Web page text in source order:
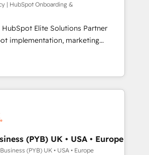
- Pre-built and custom
your full tech stack. - Custom
builds, and full-funnel automation.
campaigns, and lead
- Cross-hub setup across
Operations, and Service Hubs. -
managed support, and
most
Built to convert, scale, and
| HubSpot Onboarding &
HubSpot Elite Solutions Partner
implementation, marketing
and RevOps consulting, B2B SEO,
marketing, AEO and GEO (AI
and HubSpot Content Hub and
with enterprise
across technology,
financial services and
Offices in Johannesburg, Cape
HubSpot CRM
delivered. AI visibility coverage
(PYB) UK • USA • Europe
(PYB) UK • USA • Europe